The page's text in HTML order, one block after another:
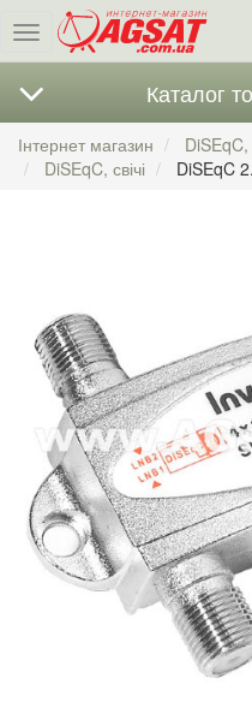
Меню
Каталог
Інтернет магазин
DiSEqC,
DiSEqC, свічі
DiSEqC